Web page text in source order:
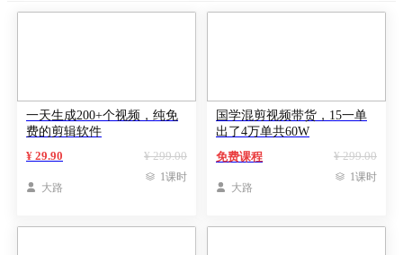
一天生成200+个视频，纯免
费的剪辑软件
¥ 299.00
¥ 29.90
 大路
 1课时
国学混剪视频带货，15一单
出了4万单共60W
¥ 299.00
免费课程
 大路
 1课时